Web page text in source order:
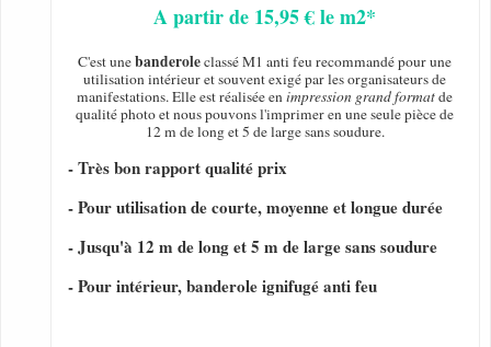
A partir de 15,95 € le m2*
C'est unebanderoleclassé M1 anti feu recommandé pour une
utilisation intérieur et souvent exigé par les organisateurs de
manifestations. Elle est réalisée enimpression grand formatde
qualité photo et nous pouvons l'imprimer en une seule pièce de
12 m de long et 5 de large sans soudure.
- Très bon rapport qualité prix
- Pour utilisation de courte, moyenne et longue durée
- Jusqu'à 12 m de long et 5 m de large sans soudure
- Pour intérieur, banderole ignifugé anti feu